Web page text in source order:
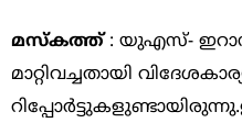
മസ്‌കത്ത്: യുഎസ്- ഇറാന്‍
മാറ്റിവച്ചതായി